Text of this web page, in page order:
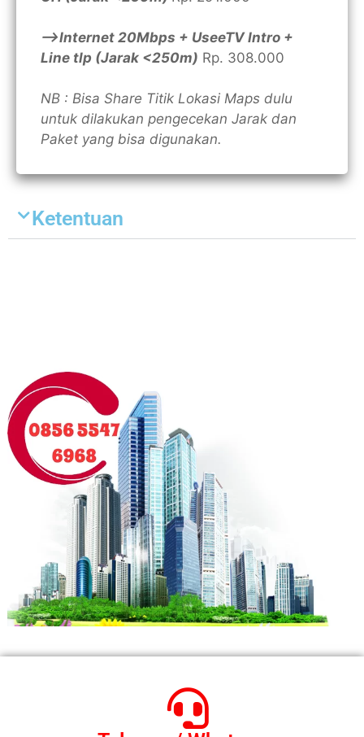
—>Internet 20Mbps + UseeTV Intro +
Line tlp (Jarak <250m) Rp. 308.000
NB : Bisa Share Titik Lokasi Maps dulu
untuk dilakukan pengecekan Jarak dan
Paket yang bisa digunakan.
Ketentuan